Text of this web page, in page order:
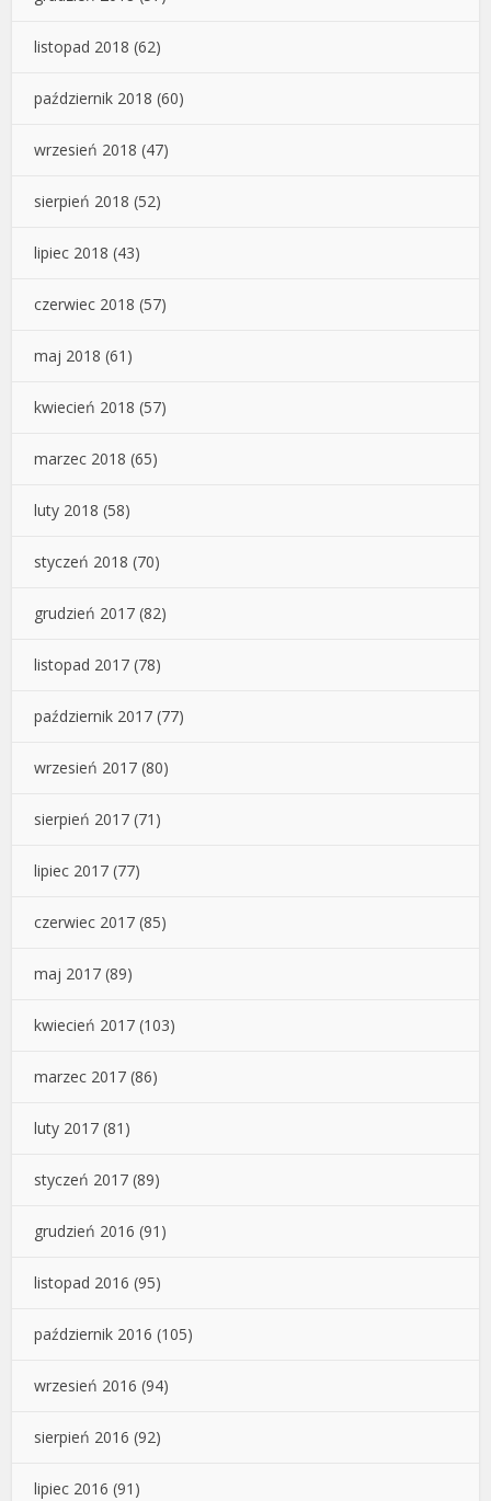
listopad 2018 (62)
październik 2018 (60)
wrzesień 2018 (47)
sierpień 2018 (52)
lipiec 2018 (43)
czerwiec 2018 (57)
maj 2018 (61)
kwiecień 2018 (57)
marzec 2018 (65)
luty 2018 (58)
styczeń 2018 (70)
grudzień 2017 (82)
listopad 2017 (78)
październik 2017 (77)
wrzesień 2017 (80)
sierpień 2017 (71)
lipiec 2017 (77)
czerwiec 2017 (85)
maj 2017 (89)
kwiecień 2017 (103)
marzec 2017 (86)
luty 2017 (81)
styczeń 2017 (89)
grudzień 2016 (91)
listopad 2016 (95)
październik 2016 (105)
wrzesień 2016 (94)
sierpień 2016 (92)
lipiec 2016 (91)